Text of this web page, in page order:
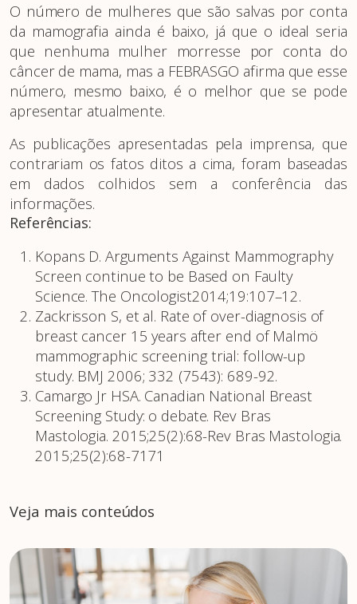
O número de mulheres que são salvas por conta
da mamografia ainda é baixo, já que o ideal seria
que nenhuma mulher morresse por conta do
câncer de mama, mas a FEBRASGO afirma que esse
número, mesmo baixo, é o melhor que se pode
apresentar atualmente.
As publicações apresentadas pela imprensa, que
contrariam os fatos ditos a cima, foram baseadas
em dados colhidos sem a conferência das
informações.
Referências:
Kopans D. Arguments Against Mammography
Screen continue to be Based on Faulty
Science. The Oncologist2014;19:107–12.
Zackrisson S, et al. Rate of over-diagnosis of
breast cancer 15 years after end of Malmö
mammographic screening trial: follow-up
study. BMJ 2006; 332 (7543): 689-92.
Camargo Jr HSA. Canadian National Breast
Screening Study: o debate. Rev Bras
Mastologia. 2015;25(2):68-Rev Bras Mastologia.
2015;25(2):68-7171
Veja mais conteúdos